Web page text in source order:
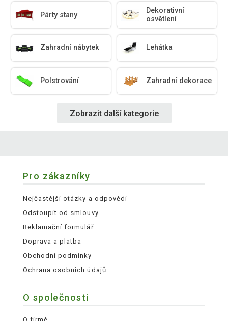
Párty stany
Dekorativní
osvětlení
Zahradní nábytek Lehátka
Polstrování Zahradní dekorace
Zobrazit další kategorie
Pro zákazníky
Nejčastější otázky a odpovědi
Odstoupit od smlouvy
Reklamační formulář
Doprava a platba
Obchodní podmínky
Ochrana osobních údajů
O společnosti